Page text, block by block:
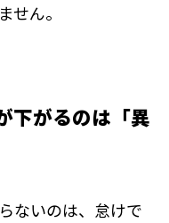
せん。
下がるのは「異
ないのは、怠けで